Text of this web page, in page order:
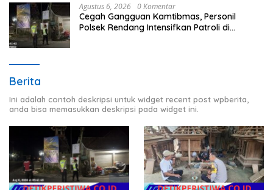
Agustus 6, 2026 0 Komentar
Cegah Gangguan Kamtibmas, Personil
Polsek Rendang Intensifkan Patroli di
Berita
Ini adalah contoh deskripsi untuk widget recent post wpberita,
anda bisa memasukkan deskripsi pada widget ini.